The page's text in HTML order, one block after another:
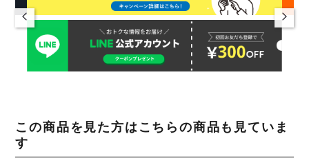
この商品を見た方はこちらの商品も見ていま
す